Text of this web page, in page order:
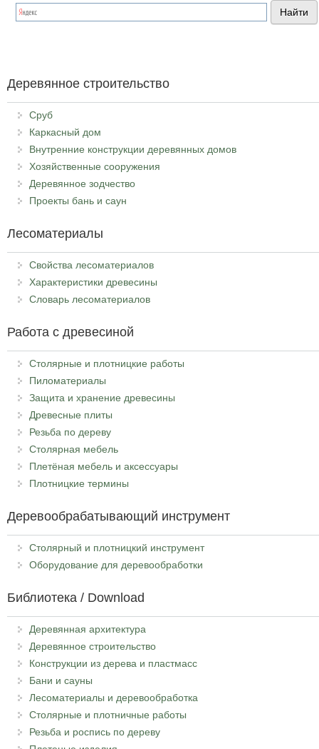
Я спамер
Деревянное строительство
Сруб
Каркасный дом
Внутренние конструкции деревянных домов
Хозяйственные сооружения
Деревянное зодчество
Проекты бань и саун
Лесоматериалы
Свойства лесоматериалов
Характеристики древесины
Словарь лесоматериалов
Работа с древесиной
Столярные и плотницкие работы
Пиломатериалы
Защита и хранение древесины
Древесные плиты
Резьба по дереву
Столярная мебель
Плетёная мебель и аксессуары
Плотницкие термины
Деревообрабатывающий инструмент
Столярный и плотницкий инструмент
Оборудование для деревообработки
Библиотека / Download
Деревянная архитектура
Деревянное строительство
Конструкции из дерева и пластмасс
Бани и сауны
Лесоматериалы и деревообработка
Столярные и плотничные работы
Резьба и роспись по дереву